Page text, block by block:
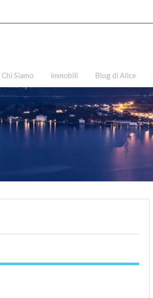
Chi Siamo immobili Blog di Alice